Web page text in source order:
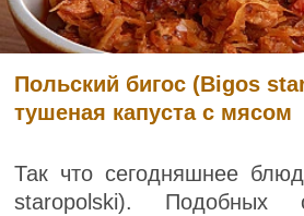
Польский бигос (Bigos
тушеная капуста с мясом
Так что сегодняшнее
staropolski). Подобных